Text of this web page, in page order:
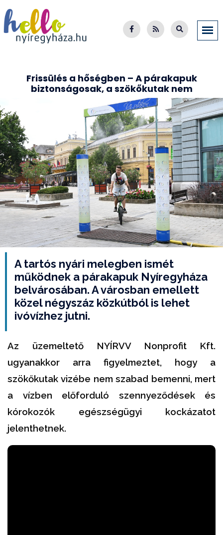
Frissülés a hőségben – A párakapuk
biztonságosak, a szökőkutak nem
A tartós nyári melegben ismét
működnek a párakapuk Nyíregyháza
belvárosában. A városban emellett
közel négyszáz közkútból is lehet
ivóvízhez jutni.
Az üzemeltető NYÍRVV Nonprofit Kft.
ugyanakkor arra figyelmeztet, hogy a
szökőkutak vizébe nem szabad bemenni, mert
a vízben előforduló szennyeződések és
kórokozók egészségügyi kockázatot
jelenthetnek.